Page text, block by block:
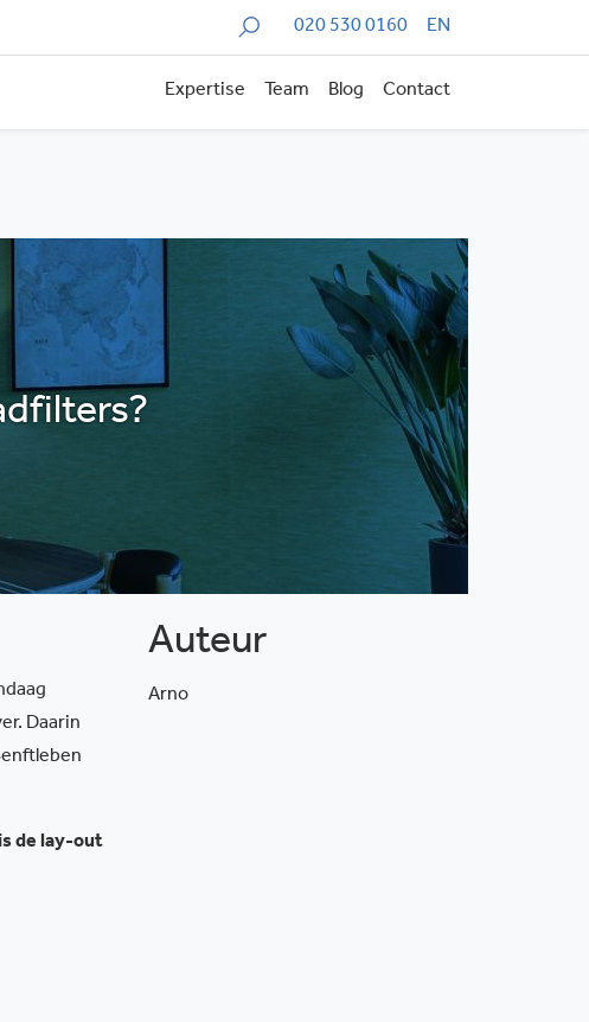
Zoeken 020 530 0160 EN
Expertise Team Blog Contact
Daarin
de lay-out
Auteur
Arno